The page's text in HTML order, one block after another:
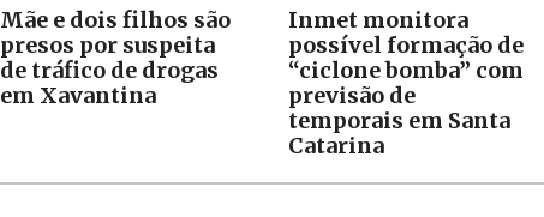
Mãe e dois filhos são
presos por suspeita
de tráfico de drogas
em Xavantina
Inmet monitora
possível formação de
“ciclone bomba” com
previsão de
temporais em Santa
Catarina